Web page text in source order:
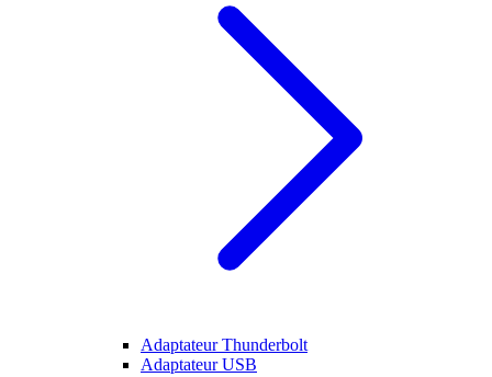
Adaptateur Thunderbolt
Adaptateur USB